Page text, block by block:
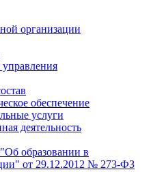
организации
обеспечение
услуги
деятельность
образовании в
от 29.12.2012 № 273-ФЗ